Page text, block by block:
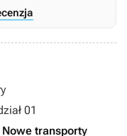
01
transporty